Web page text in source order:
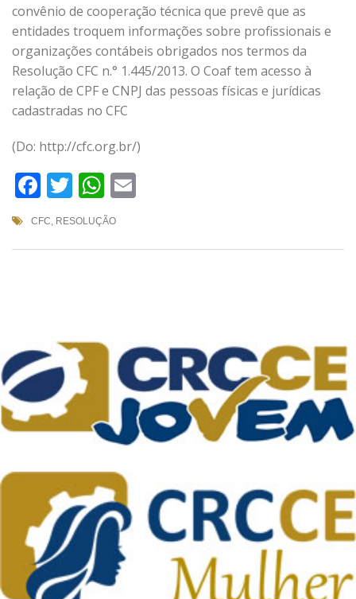
convênio de cooperação técnica que prevê que as
entidades troquem informações sobre profissionais e
organizações contábeis obrigados nos termos da
Resolução CFC n.° 1.445/2013. O Coaf tem acesso à
relação de CPF e CNPJ das pessoas físicas e jurídicas
cadastradas no CFC
(Do: http://cfc.org.br/)
Facebook
TwitterWhatsApp
CFC, RESOLUÇÃO